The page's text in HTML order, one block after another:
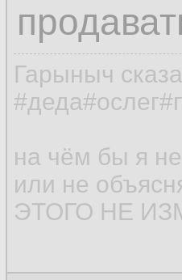
Гарыныч
на чём бы я
или не
ЭТОГО НЕ